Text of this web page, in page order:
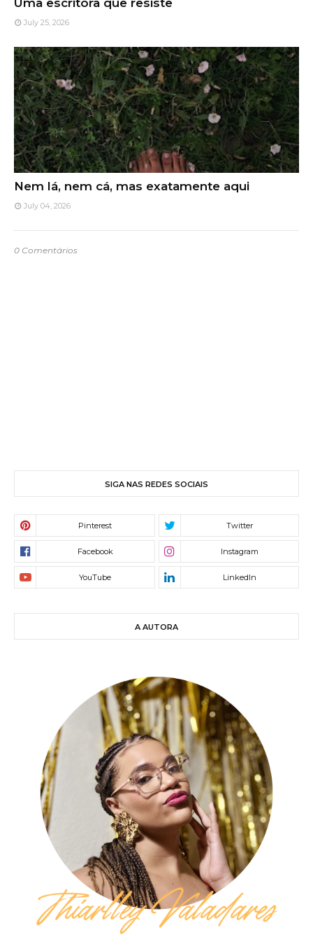
July 25, 2026
Nem lá, nem cá, mas exatamente aqui
July 04, 2026
0 Comentários
SIGA NAS REDES SOCIAIS
A AUTORA